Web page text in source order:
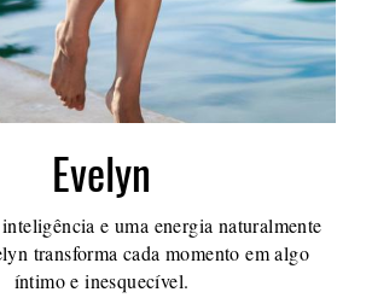
Evelyn
e uma energia naturalmente
transforma cada momento em algo
íntimo e inesquecível.